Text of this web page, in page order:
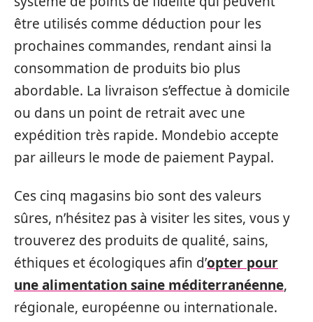
être utilisés comme déduction pour les
prochaines commandes, rendant ainsi la
consommation de produits bio plus
abordable. La livraison s’effectue à domicile
ou dans un point de retrait avec une
expédition très rapide. Mondebio accepte
par ailleurs le mode de paiement Paypal.
Ces cinq magasins bio sont des valeurs
sûres, n’hésitez pas à visiter les sites, vous y
trouverez des produits de qualité, sains,
éthiques et écologiques afin d’opter pour
une alimentation saine méditerranéenne,
régionale, européenne ou internationale.